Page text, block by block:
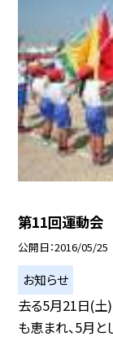
第11回運動会
公開日 2016/05/25
お知らせ
去る5月21日(土
も恵まれ、5月と